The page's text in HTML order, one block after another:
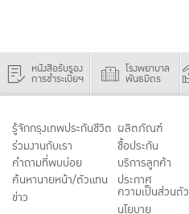
หนังสือรับรอง
การชำระเบี้ยฯ
โรงพยาบาล
พันธมิตร
รู้จักกรุงเทพประกันชีวิต
ร่วมงานกับเรา
คำถามที่พบบ่อย
ค้นหานายหน้า/ตัวแทน
ข่าว
ผลิตภัณฑ์
ชื้อประกัน
บริการลูกค้า
ประกาศ
ความเป็นส่วนตัว
นโยบาย